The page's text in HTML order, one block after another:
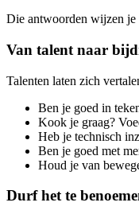
Die antwoorden wijzen je
Van talent naar
Talenten laten zich
Ben je goed in
Kook je graag?
Heb je technisch
Ben je goed met
Houd je van
Durf het te